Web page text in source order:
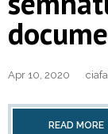
Apr 10, 2020
READ MORE